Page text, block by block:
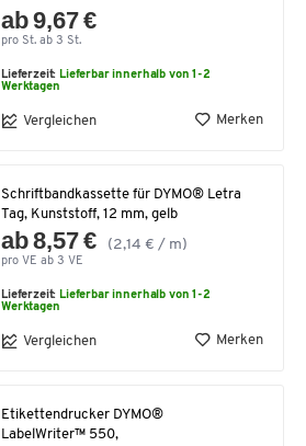
ab 9,67 €
pro St. ab 3 St.
Lieferzeit: Lieferbar innerhalb von 1-2
Werktagen
Vergleichen Merken
Schriftbandkassette für DYMO® Letra
Tag, Kunststoff, 12 mm, gelb
ab 8,57 € (2,14 € / m)
pro VE ab 3 VE
Lieferzeit: Lieferbar innerhalb von 1-2
Werktagen
Vergleichen Merken
Etikettendrucker DYMO®
LabelWriter™ 550,